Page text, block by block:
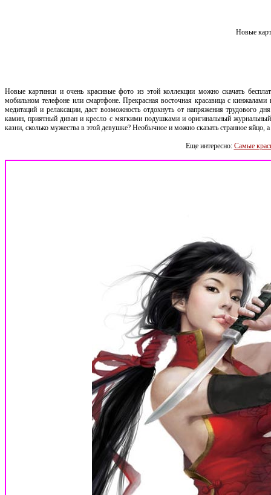
Новые
Новые картинки и очень красивые фото из этой коллекции можно скачать
мобильном телефоне или смартфоне. Прекрасная восточная красавица с
медитаций и релаксации, даст возможность отдохнуть от напряжения трудового
камин, приятный диван и кресло с мягкими подушками и оригинальный
казни, сколько мужества в этой девушке? Необычное и можно сказать странное яйцо,
Еще интересно: Самые